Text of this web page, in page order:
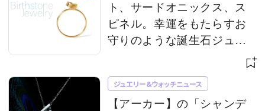
ト、サードオニックス、ス
ピネル。幸運をもたらすお
守りのような誕生石ジュエ
ジュエリー&ウォッチニュース
【アーカー】の「シャンデ